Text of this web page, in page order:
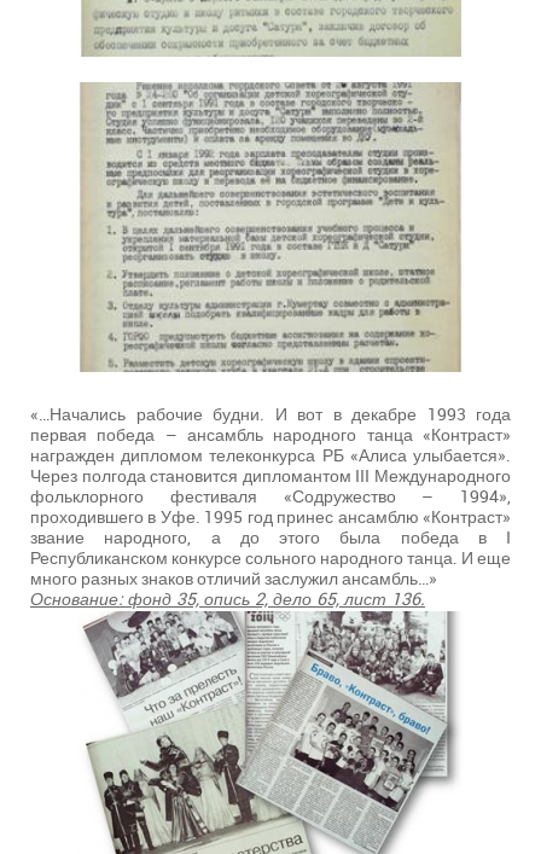
«…Начались рабочие будни. И вот в декабре 1993 года
первая победа – ансамбль народного танца «Контраст»
награжден дипломом телеконкурса РБ «Алиса улыбается».
Через полгода становится дипломантом III Международного
фольклорного фестиваля «Содружество – 1994»,
проходившего в Уфе. 1995 год принес ансамблю «Контраст»
звание народного, а до этого была победа в I
Республиканском конкурсе сольного народного танца. И еще
много разных знаков отличий заслужил ансамбль…»
Основание: фонд 35, опись 2, дело 65, лист 136.